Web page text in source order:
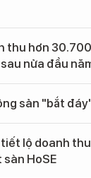
thu hơn
nửa đầu
sản "bắt
lộ doanh
HoSE